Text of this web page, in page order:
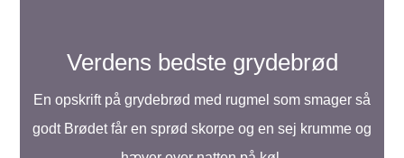
Verdens bedste grydebrød
En opskrift på grydebrød med rugmel som smager så
godt Brødet får en sprød skorpe og en sej krumme og